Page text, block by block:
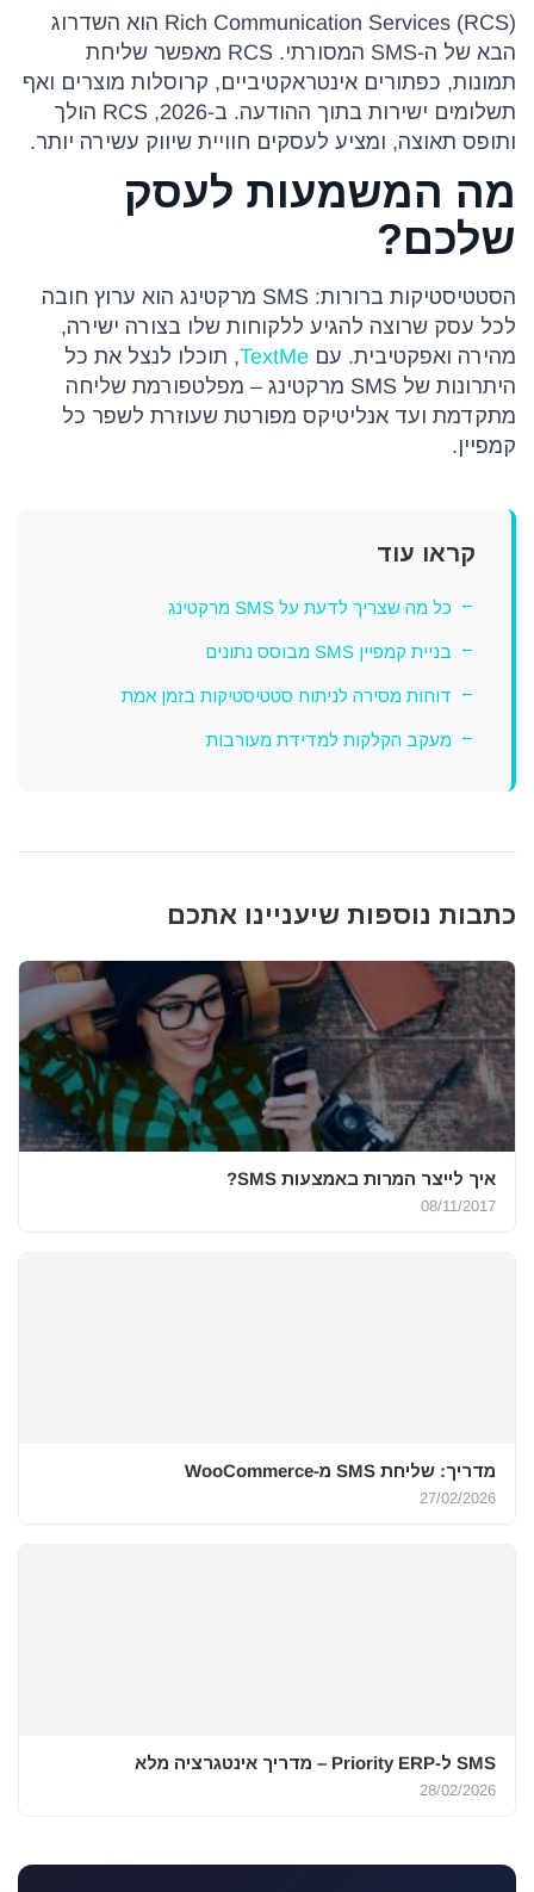
Rich Communication Services (RCS) הוא השדרוג
הבא של ה-SMS המסורתי. RCS מאפשר שליחת
תמונות, כפתורים אינטראקטיביים, קרוסלות מוצרים ואף
תשלומים ישירות בתוך ההודעה. ב-2026, RCS הולך
ותופס תאוצה, ומציע לעסקים חוויית שיווק עשירה יותר.
מה המשמעות לעסק
שלכם?
הסטטיסטיקות ברורות: SMS מרקטינג הוא ערוץ חובה
לכל עסק שרוצה להגיע ללקוחות שלו בצורה ישירה,
מהירה ואפקטיבית. עם TextMe, תוכלו לנצל את כל
היתרונות של SMS מרקטינג – מפלטפורמת שליחה
מתקדמת ועד אנליטיקס מפורטת שעוזרת לשפר כל
קמפיין.
קראו עוד
כל מה שצריך לדעת על SMS מרקטינג
בניית קמפיין SMS מבוסס נתונים
דוחות מסירה לניתוח סטטיסטיקות בזמן אמת
מעקב הקלקות למדידת מעורבות
כתבות נוספות שיעניינו אתכם
איך לייצר המרות באמצעות SMS?
08/11/2017
מדריך: שליחת SMS מ-WooCommerce
27/02/2026
SMS ל-Priority ERP – מדריך אינטגרציה מלא
28/02/2026